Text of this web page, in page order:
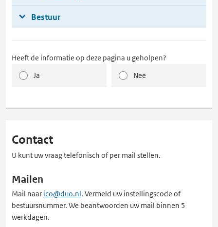
Bestuur
Heeft de informatie op deze pagina u geholpen?
Ja
Nee
Contact
U kunt uw vraag telefonisch of per mail stellen.
Mailen
Mail naar ico@duo.nl. Vermeld uw instellingscode of
bestuursnummer. We beantwoorden uw mail binnen 5
werkdagen.